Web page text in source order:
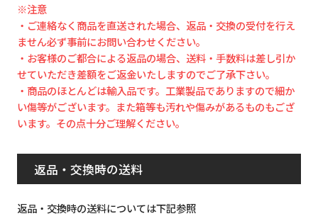
※注意
・ご連絡なく商品を直送された場合、返品・交換の受付を行え
ません必ず事前にお問い合わせください。
・お客様のご都合による返品の場合、送料・手数料は差し引か
せていただき差額をご返金いたしますのでご了承下さい。
・商品のほとんどは輸入品です。工業製品でありますので細か
い傷等がございます。また箱等も汚れや傷みがあるものもござ
います。その点十分ご理解ください。
返品・交換時の送料
返品・交換時の送料については下記参照